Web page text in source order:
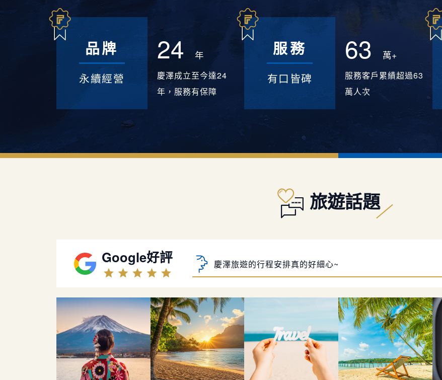
24 年
慶澤成立至今達24
年，服務有保障
品牌
永續經營
63 萬+
服務客戶累績超過63
萬人次
服務
有口皆碑
旅遊話題
Google好評
峇里島自由行真的太好玩了!
感謝Jimmy幫忙安排我們的峇里島蜜月旅行 詢問及規劃過程
思錡從簽約到出發前的行程說明解說得很詳細，只要有任何
務很優秀👏
謝謝慶澤旅遊的客製化安排 7天6夜 峇里島之旅，剛剛才回
不過 真的蠻值得的
峇里島自由行真的太好玩了!